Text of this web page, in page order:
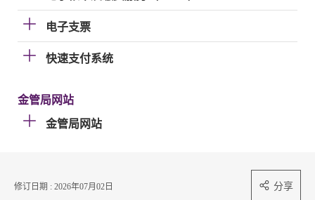
电子支票
快速支付系统
金管局网站
金管局网站
修订日期 : 2026年07月02日 分享